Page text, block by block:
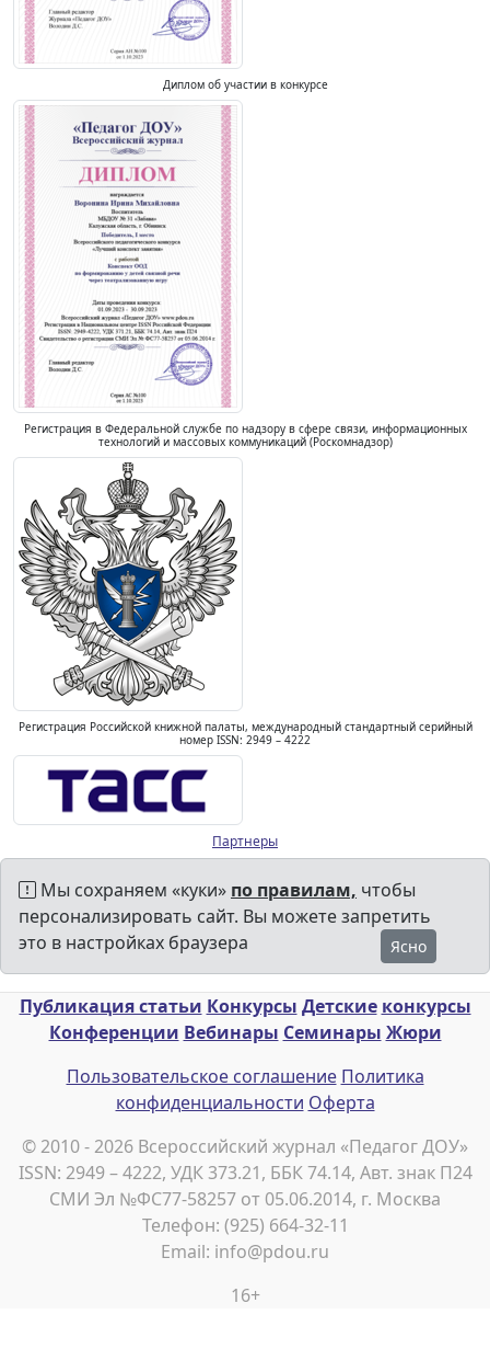
Диплом об участии в конкурсе
Регистрация в Федеральной службе по надзору в сфере связи, информационных
технологий и массовых коммуникаций (Роскомнадзор)
Регистрация Российской книжной палаты, международный стандартный серийный
номер ISSN: 2949 – 4222
Партнеры
Мы сохраняем «куки» по правилам, чтобы
персонализировать сайт. Вы можете запретить
это в настройках браузера
Ясно
Публикация статьи Конкурсы Детские конкурсы
Конференции Вебинары Семинары Жюри
Пользовательское соглашение Политика
конфиденциальности Оферта
© 2010 - 2026 Всероссийский журнал «Педагог ДОУ»
ISSN: 2949 – 4222, УДК 373.21, ББК 74.14, Авт. знак П24
СМИ Эл №ФС77-58257 от 05.06.2014, г. Москва
Телефон: (925) 664-32-11
Email: info@pdou.ru
16+